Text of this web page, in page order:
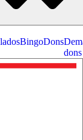
BingoDons
dons